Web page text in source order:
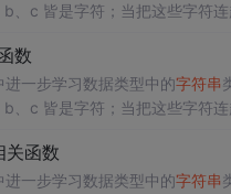
c 皆是字符；当把这些字符
引号与
数
一步学习数据类型中的字符串
c 皆是字符；当把这些字符
关函数
一步学习数据类型中的字符串